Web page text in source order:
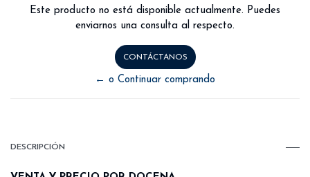
Este producto no está disponible actualmente. Puedes
enviarnos una consulta al respecto.
CONTÁCTANOS
← o Continuar comprando
DESCRIPCIÓN